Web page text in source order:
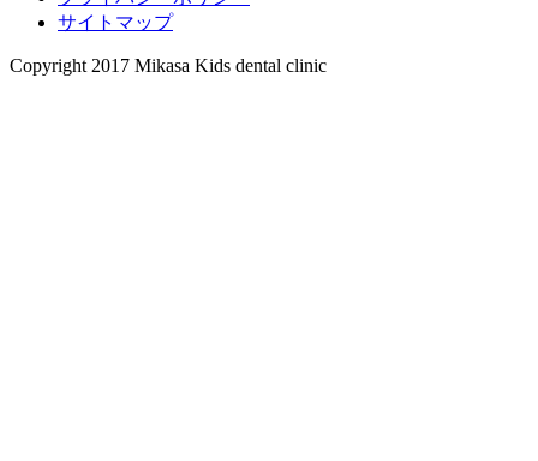
サイトマップ
Copyright 2017 Mikasa Kids dental clinic